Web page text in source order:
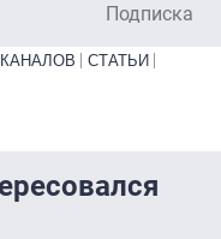
Подписка
СТАТЬИ